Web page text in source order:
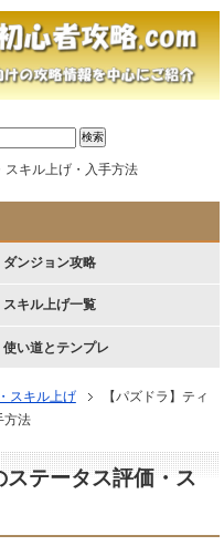
スキル上げ・入手方法
ダンジョン攻略
スキル上げ一覧
使い道とテンプレ
スキル上げ
【パズドラ】ティ
方法
テータス評価・ス